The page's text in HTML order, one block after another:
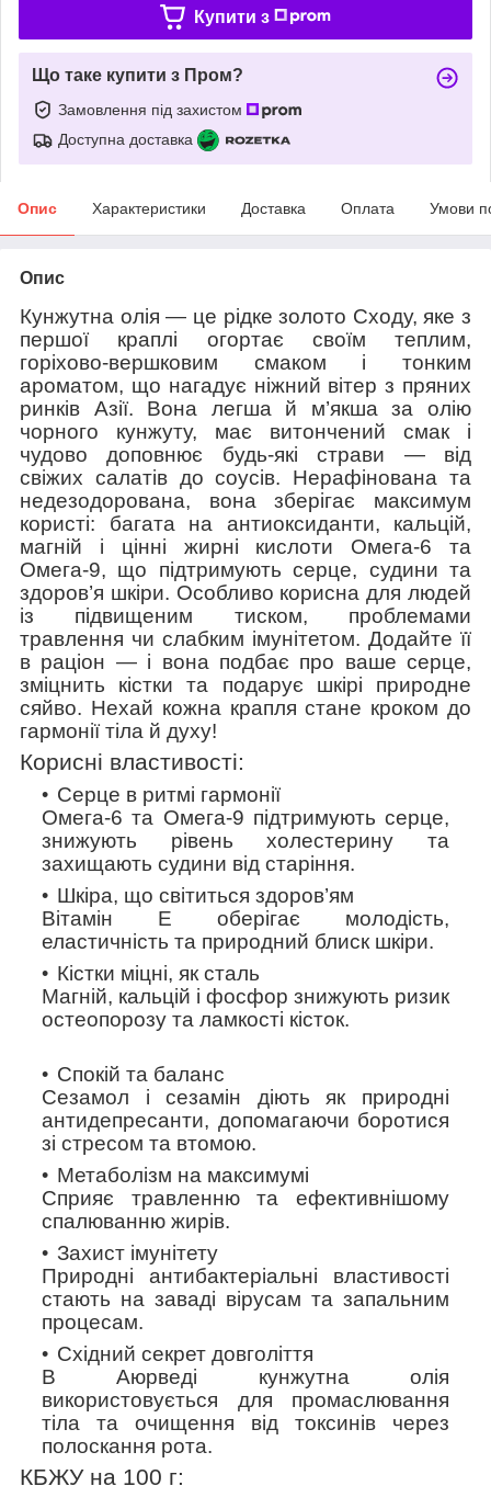
Купити з
Що таке купити з Пром?
Замовлення під захистом
Доступна доставка
Опис Характеристики Доставка Оплата Умови
Опис
Кунжутна олія — це рідке золото Сходу, яке з
першої краплі огортає своїм теплим,
горіхово-вершковим смаком і тонким
ароматом, що нагадує ніжний вітер з пряних
ринків Азії. Вона легша й м’якша за олію
чорного кунжуту, має витончений смак і
чудово доповнює будь-які страви — від
свіжих салатів до соусів. Нерафінована та
недезодорована, вона зберігає максимум
користі: багата на антиоксиданти, кальцій,
магній і цінні жирні кислоти Омега-6 та
Омега-9, що підтримують серце, судини та
здоров’я шкіри. Особливо корисна для людей
із підвищеним тиском, проблемами
травлення чи слабким імунітетом. Додайте її
в раціон — і вона подбає про ваше серце,
зміцнить кістки та подарує шкірі природне
сяйво. Нехай кожна крапля стане кроком до
гармонії тіла й духу!
Корисні властивості:
Серце в ритмі гармонії
Омега-6 та Омега-9 підтримують серце,
знижують рівень холестерину та
захищають судини від старіння.
Шкіра, що світиться здоров’ям
Вітамін Е оберігає молодість,
еластичність та природний блиск шкіри.
Кістки міцні, як сталь
Магній, кальцій і фосфор знижують ризик
остеопорозу та ламкості кісток.
Спокій та баланс
Сезамол і сезамін діють як природні
антидепресанти, допомагаючи боротися
зі стресом та втомою.
Метаболізм на максимумі
Сприяє травленню та ефективнішому
спалюванню жирів.
Захист імунітету
Природні антибактеріальні властивості
стають на заваді вірусам та запальним
процесам.
Східний секрет довголіття
В Аюрведі кунжутна олія
використовується для промаслювання
тіла та очищення від токсинів через
полоскання рота.
КБЖУ на 100 г: